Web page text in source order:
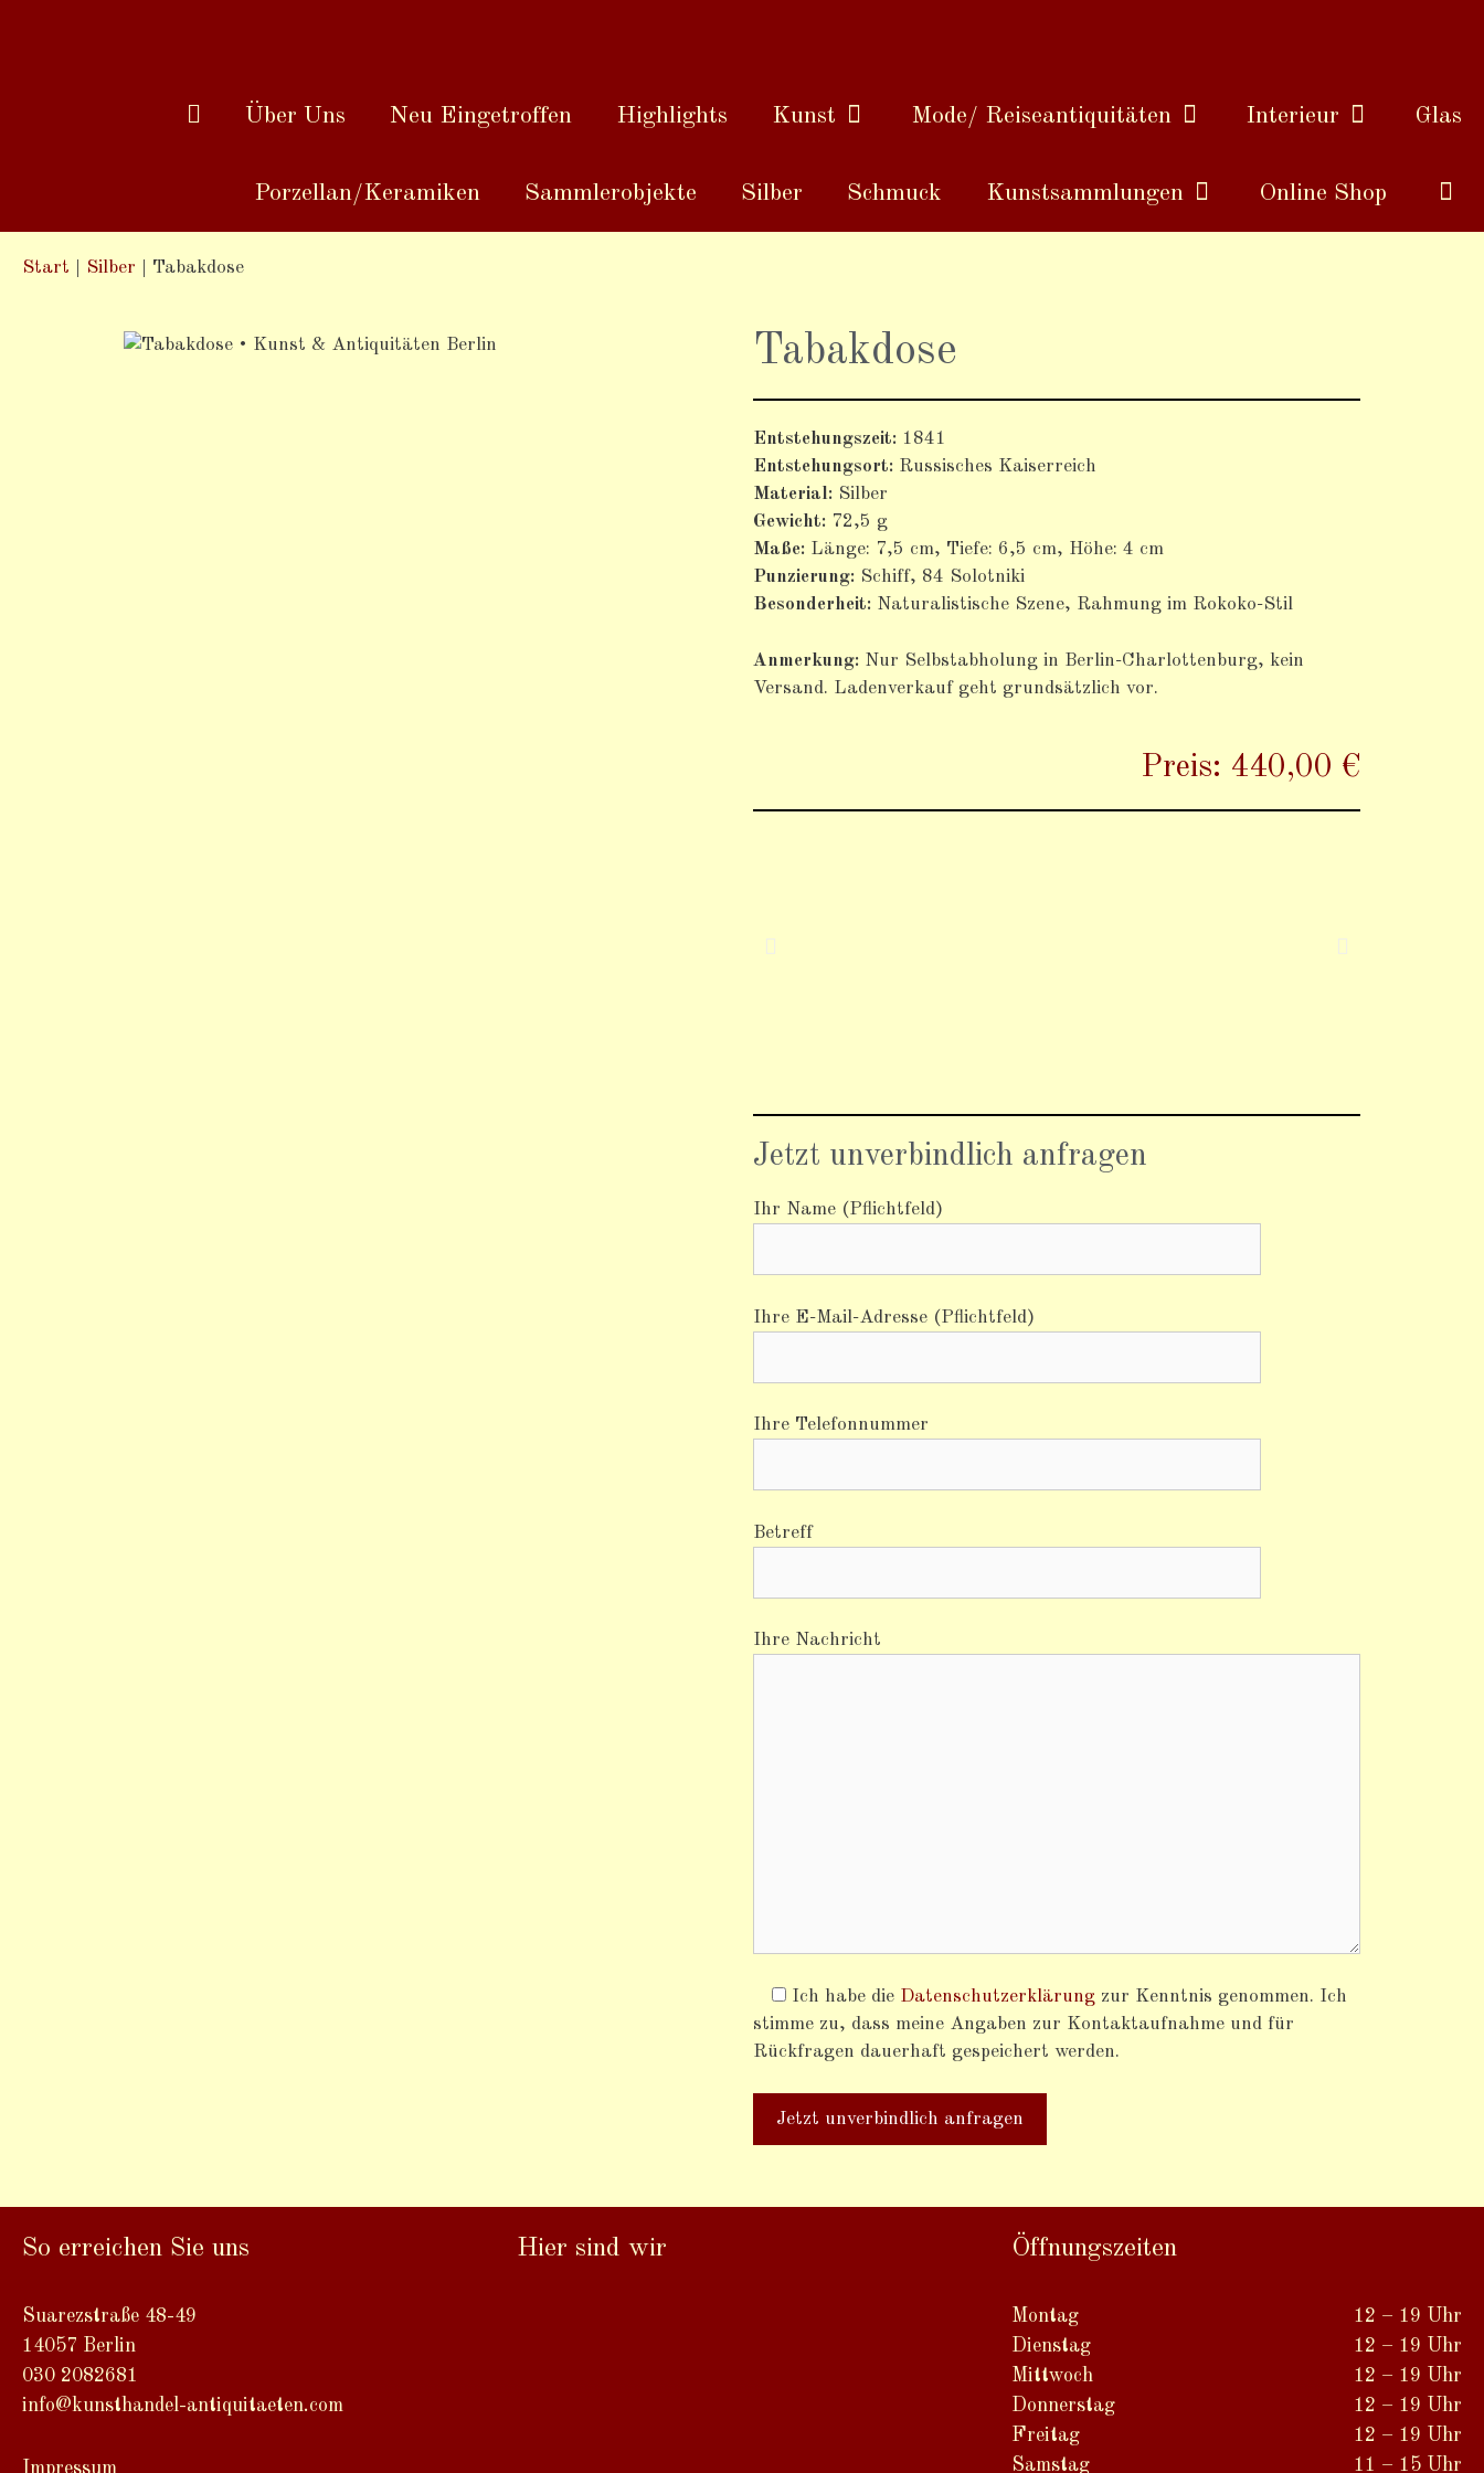
Über Uns Neu Eingetroffen Highlights Kunst Mode/ Reiseantiquitäten Interieur Glas
Porzellan/Keramiken Sammlerobjekte Silber Schmuck Kunstsammlungen Online Shop
Start Silber Tabakdose
Tabakdose
Entstehungszeit: 1841
Entstehungsort: Russisches Kaiserreich
Material: Silber
Gewicht: 72,5 g
Maße: Länge: 7,5 cm, Tiefe: 6,5 cm, Höhe: 4 cm
Punzierung: Schiff, 84 Solotniki
Besonderheit: Naturalistische Szene, Rahmung im Rokoko-Stil
Anmerkung: Nur Selbstabholung in Berlin-Charlottenburg, kein
Versand. Ladenverkauf geht grundsätzlich vor.
Preis: 440,00 €
Jetzt unverbindlich anfragen
Ihr Name (Pflichtfeld)
Ihre E-Mail-Adresse (Pflichtfeld)
Ihre Telefonnummer
Betreff
Ihre Nachricht
Ich habe die Datenschutzerklärung zur Kenntnis genommen. Ich
stimme zu, dass meine Angaben zur Kontaktaufnahme und für
Rückfragen dauerhaft gespeichert werden.
So erreichen Sie uns
Suarezstraße 48-49
14057 Berlin
030 2082681
info@kunsthandel-antiquitaeten.com
Impressum
Hier sind wir Öffnungszeiten
Montag
Dienstag
Mittwoch
Donnerstag
Freitag
Samstag
12 – 19 Uhr
12 – 19 Uhr
12 – 19 Uhr
12 – 19 Uhr
12 – 19 Uhr
11 – 15 Uhr